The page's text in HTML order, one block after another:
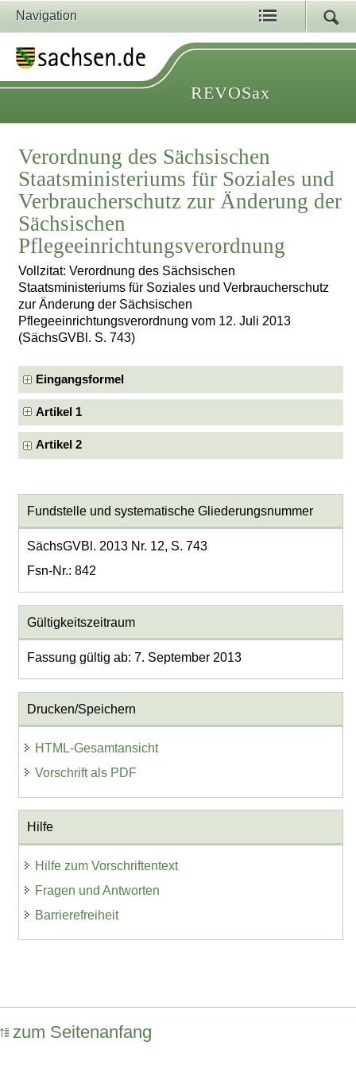
Navigation
REVOSax
Verordnung des Sächsischen
Staatsministeriums für Soziales und
Verbraucherschutz zur Änderung der
Sächsischen
Pflegeeinrichtungsverordnung
Vollzitat: Verordnung des Sächsischen
Staatsministeriums für Soziales und Verbraucherschutz
zur Änderung der Sächsischen
Pflegeeinrichtungsverordnung vom 12. Juli 2013
(SächsGVBl. S. 743)
Eingangsformel
Artikel 1
Artikel 2
Fundstelle und systematische Gliederungsnummer
SächsGVBl. 2013 Nr. 12, S. 743
Fsn-Nr.: 842
Gültigkeitszeitraum
Fassung gültig ab: 7. September 2013
Drucken/Speichern
HTML-Gesamtansicht
Vorschrift als PDF
Hilfe
Hilfe zum Vorschriftentext
Fragen und Antworten
Barrierefreiheit
zum Seitenanfang